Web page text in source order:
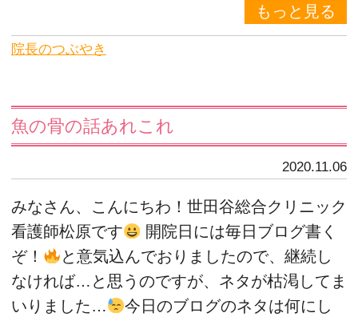
もっと見る
院長のつぶやき
魚の骨の話あれこれ
2020.11.06
みなさん、こんにちわ！世田谷総合クリニック
看護師松原です
開院日には毎日ブログ書く
ぞ！
と意気込んでおりましたので、継続し
なければ…と思うのですが、ネタが枯渇してま
いりました…
今日のブログのネタは何にし